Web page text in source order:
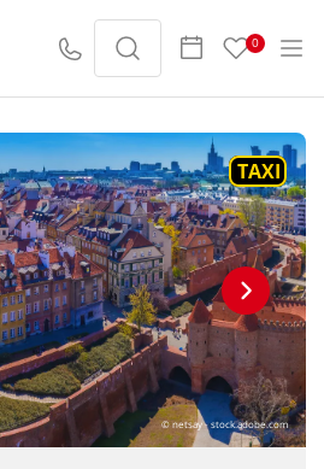
0
TAXI
© netsay - stock.adobe.com